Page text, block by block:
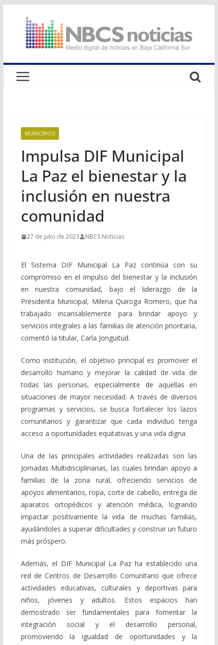
contenido
MUNICIPIOS
Impulsa DIF Municipal
La Paz el bienestar y la
inclusión en nuestra
comunidad
27 de julio de 2023 NBCS Noticias
El Sistema DIF Municipal La Paz continúa con su
compromiso en el impulso del bienestar y la inclusión
en nuestra comunidad, bajo el liderazgo de la
Presidenta Municipal, Milena Quiroga Romero, que ha
trabajado incansablemente para brindar apoyo y
servicios integrales a las familias de atención prioritaria,
comentó la titular, Carla Jonguitud.
Como institución, el objetivo principal es promover el
desarrollo humano y mejorar la calidad de vida de
todas las personas, especialmente de aquellas en
situaciones de mayor necesidad. A través de diversos
programas y servicios, se busca fortalecer los lazos
comunitarios y garantizar que cada individuo tenga
acceso a oportunidades equitativas y una vida digna.
Una de las principales actividades realizadas son las
Jornadas Multidisciplinarias, las cuales brindan apoyo a
familias de la zona rural, ofreciendo servicios de
apoyos alimentarios, ropa, corte de cabello, entrega de
aparatos ortopédicos y atención médica, logrando
impactar positivamente la vida de muchas familias,
ayudándoles a superar dificultades y construir un futuro
más próspero.
Además, el DIF Municipal La Paz ha establecido una
red de Centros de Desarrollo Comunitario que ofrece
actividades educativas, culturales y deportivas para
niños, jóvenes y adultos. Estos espacios han
demostrado ser fundamentales para fomentar la
integración social y el desarrollo personal,
promoviendo la igualdad de oportunidades y la